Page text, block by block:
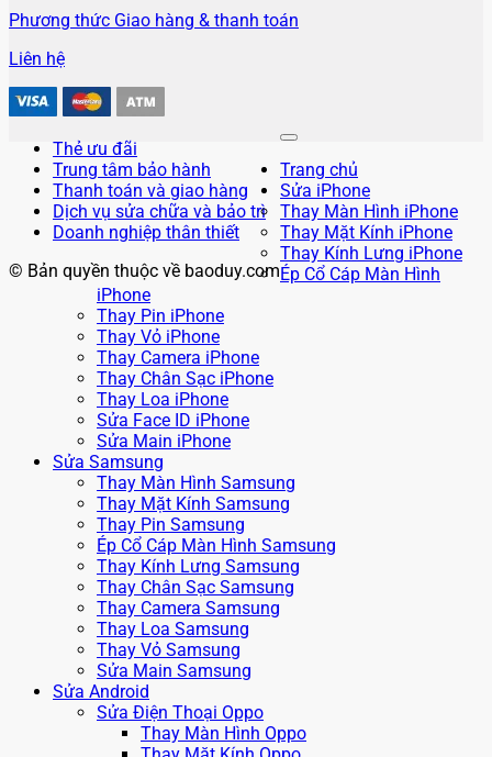
Phương thức Giao hàng & thanh toán
Liên hệ
Thẻ ưu đãi
Trung tâm bảo hành
Thanh toán và giao hàng
Dịch vụ sửa chữa và bảo trì
Doanh nghiệp thân thiết
© Bản quyền thuộc về baoduy.com
Trang chủ
Sửa iPhone
Thay Màn Hình iPhone
Thay Mặt Kính iPhone
Thay Kính Lưng iPhone
Ép Cổ Cáp Màn Hình
iPhone
Thay Pin iPhone
Thay Vỏ iPhone
Thay Camera iPhone
Thay Chân Sạc iPhone
Thay Loa iPhone
Sửa Face ID iPhone
Sửa Main iPhone
Sửa Samsung
Thay Màn Hình Samsung
Thay Mặt Kính Samsung
Thay Pin Samsung
Ép Cổ Cáp Màn Hình Samsung
Thay Kính Lưng Samsung
Thay Chân Sạc Samsung
Thay Camera Samsung
Thay Loa Samsung
Thay Vỏ Samsung
Sửa Main Samsung
Sửa Android
Sửa Điện Thoại Oppo
Thay Màn Hình Oppo